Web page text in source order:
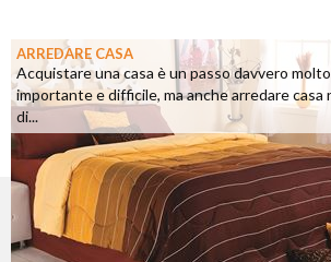
ARREDARE CASA
Acquistare una casa è un passo davvero molto
importante e difficile, ma anche arredare casa
di...
©2026 - casapratica.net - p.iva 03338800984